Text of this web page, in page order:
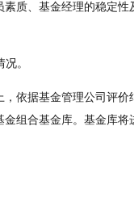
质、基金经理的稳定
。
依据基金管理公司评价
组合基金库。基金库